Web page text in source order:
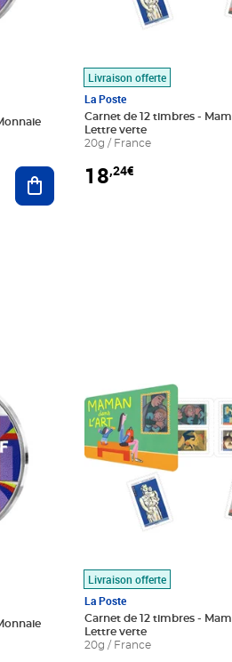
Ajouter au panier
Livraison offerte
La Poste
Carnet de 12 timbres -
Lettre verte
20g / France
18,24€
Livraison offerte
La Poste
Carnet de 12 timbres -
Lettre verte
20g / France